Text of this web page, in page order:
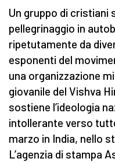
Un gruppo di cristiani
pellegrinaggio in
ripetutamente da
esponenti del
una organizzazione
giovanile del Vishva
sostiene l’ideologia
intollerante verso
marzo in India, nello
L’agenzia di stampa